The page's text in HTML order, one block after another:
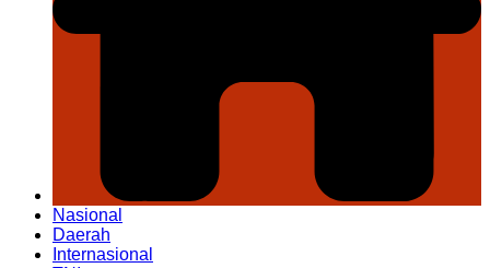
Nasional
Daerah
Internasional